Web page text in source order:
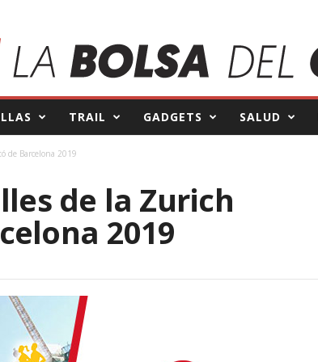
TRAIL GADGETS SALUD
de Barcelona 2019
de la Zurich
2019